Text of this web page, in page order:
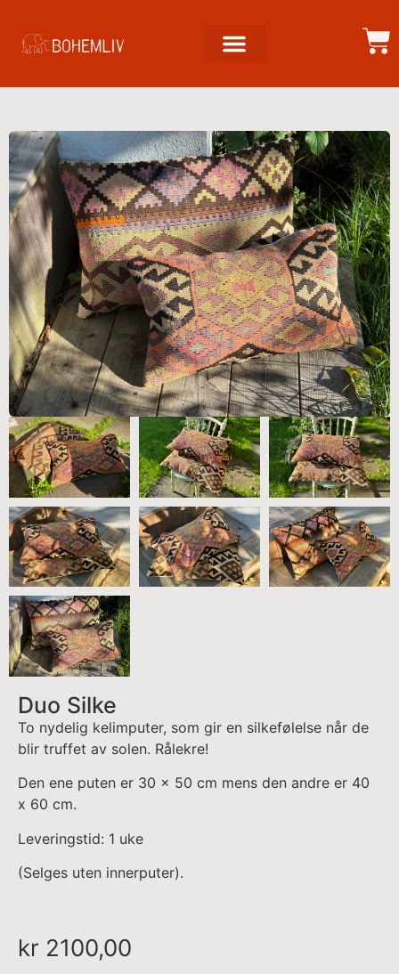
Duo Silke
To nydelig kelimputer, som gir en silkefølelse når de
blir truffet av solen. Rålekre!
Den ene puten er 30 x 50 cm mens den andre er 40
x 60 cm.
Leveringstid: 1 uke
(Selges uten innerputer).
kr 2100,00